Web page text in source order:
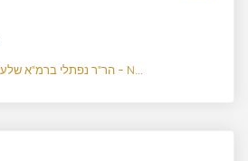
הר"ר נפתלי ברמ"א שלעזינגער - N...